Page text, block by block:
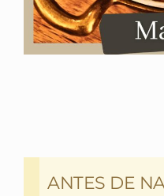
ANTES DE